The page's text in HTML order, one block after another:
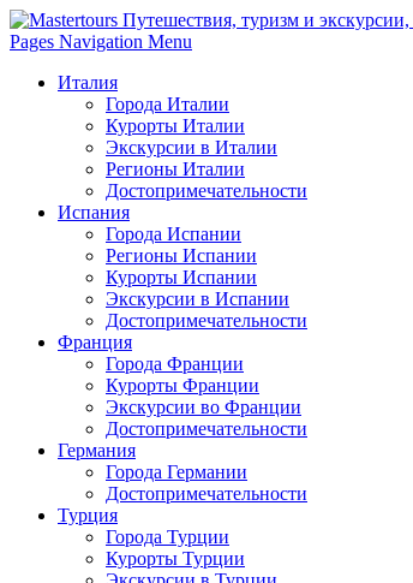
Pages Navigation Menu
Италия
Города Италии
Курорты Италии
Экскурсии в Италии
Регионы Италии
Достопримечательности
Испания
Города Испании
Регионы Испании
Курорты Испании
Экскурсии в Испании
Достопримечательности
Франция
Города Франции
Курорты Франции
Экскурсии во Франции
Достопримечательности
Германия
Города Германии
Достопримечательности
Турция
Города Турции
Курорты Турции